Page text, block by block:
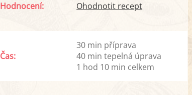
Hodnocení: Ohodnotit recept
Čas:
30 min příprava
40 min tepelná úprava
1 hod 10 min celkem